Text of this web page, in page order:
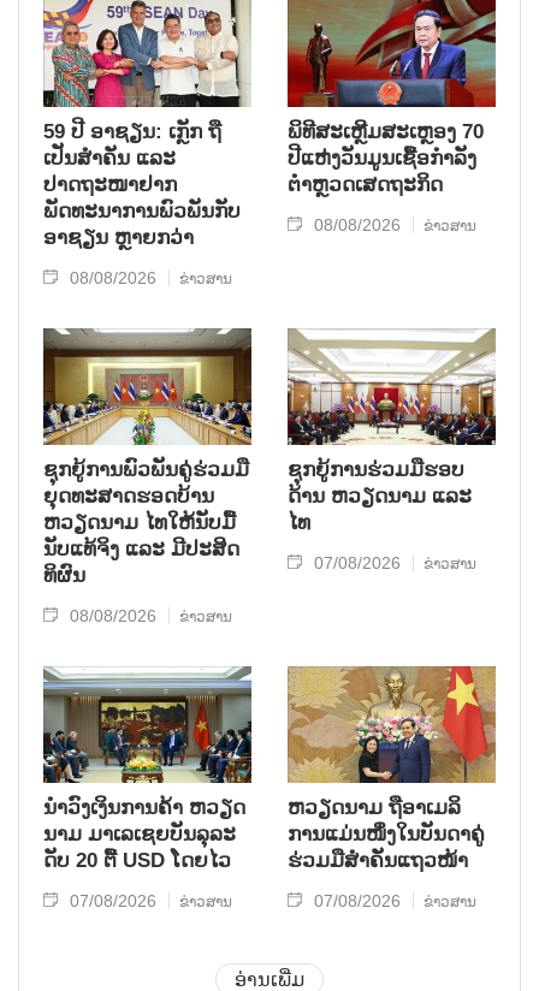
59 ປີ ອາຊຽນ: ເກຼັກ ຖື
ເປັນສຳຄັນ ແລະ
ປາດຖະໜາຢາກ
ພັດທະນາການພົວພັນກັບ
ອາຊຽນ ຫຼາຍກວ່າ
08/08/2026 ຂ່າວສານ
ພິທີສະເຫຼີມສະເຫຼອງ 70
ປີແຫ່ງວັນມູນເຊື້ອກຳລັງ
ຕຳຫຼວດເສດຖະກິດ
08/08/2026 ຂ່າວສານ
ຊຸກ​ຍູ້​ການ​ພົວ​ພັນ​ຄູ່​ຮ່ວມ​ມື​
ຍຸດ​ທະ​ສາດ​ຮອດ​ບ້ານ
ຫວຽດ​ນາມ ໄທ​ໃຫ້​ນັບ​ມື້​
ນັບ​ແທ້​ຈິງ ແລະ ມີ​ປະ​ສິດ​
ທິ​ຜົນ
08/08/2026 ຂ່າວສານ
ຊຸກຍູ້ການຮ່ວມມືຮອບ
ດ້ານ ຫວຽດນາມ ແລະ
ໄທ
07/08/2026 ຂ່າວສານ
ນຳ​ວົງ​ເງິນ​ການ​ຄ້າ ຫວຽດ​
ນາມ ມາ​ເລ​ເຊຍ​ບັນ​ລຸ​ລະ​
ດັບ 20 ຕື້ USD ໂດຍ​ໄວ
07/08/2026 ຂ່າວສານ
ຫ​ວຽດ​ນາມ ຖື​ອາ​ເມ​ລິ​
ການ​ແມ່ນ​ໜຶ່ງ​ໃນ​ບັນ​ດາ​ຄູ່​
ຮ່ວມ​ມື​ສຳ​ຄັນ​ແຖວ​ໜ້າ
07/08/2026 ຂ່າວສານ
ອ່ານເພີ່ມ